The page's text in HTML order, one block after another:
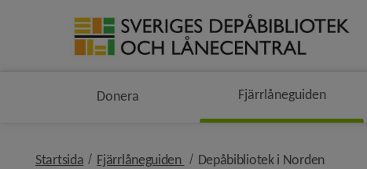
Donera Fjärrlåneguiden
Startsida Fjärrlåneguiden nivå i brödsmulenavigeringen
Depåbibliotek i Nordennivå i